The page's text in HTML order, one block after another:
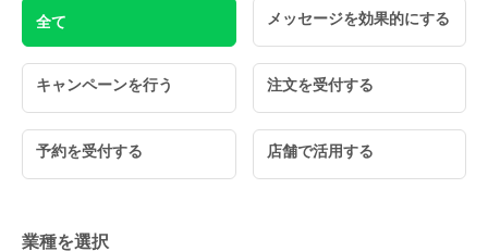
全て メッセージを効果的にする
キャンペーンを行う 注文を受付する
予約を受付する 店舗で活用する
業種を選択